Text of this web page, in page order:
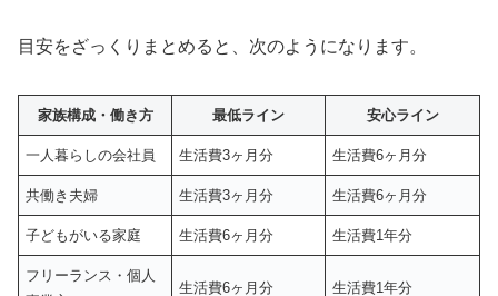
目安をざっくりまとめると、次のようになります。
家族構成・働き方 最低ライン 安心ライン
一人暮らしの会社員 生活費3ヶ月分 生活費6ヶ月分
共働き夫婦 生活費3ヶ月分 生活費6ヶ月分
子どもがいる家庭 生活費6ヶ月分 生活費1年分
フリーランス・個人
生活費6ヶ月分 生活費1年分